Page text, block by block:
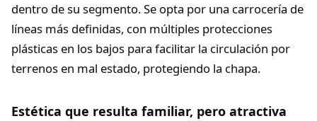
dentro de su segmento. Se opta por una carrocería de
líneas más definidas, con múltiples protecciones
plásticas en los bajos para facilitar la circulación por
terrenos en mal estado, protegiendo la chapa.
Estética que resulta familiar, pero atractiva